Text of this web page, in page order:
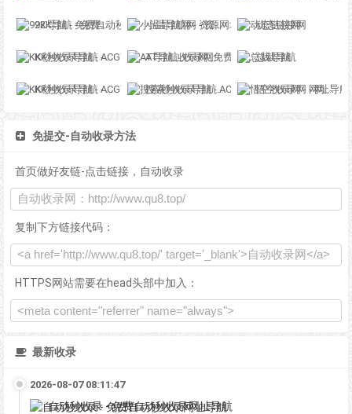
92K导航 - 免费自动秒收录网址导航 小温导航网 - 资源网址导航，汇集各大资源网，全网优质教程技术网，搜集资源就从这里开始 动态链接网
KK秒收录导航 - ACG萌次元丨ACG导航网丨二次元导航丨资源网导航丨福利网址导航 - KK秒收录导航网 AT导航_收录网_免费收录网站_自动收录网_秒收录 总裁导航
KK秒收录导航 - ACG萌次元丨ACG导航网丨二次元导航丨资源网导航丨福利网址导航 - KK秒收录导航网 搜索秒收录导航 - ACG萌次元丨ACG导航网丨二次元导航丨资源网导航丨福利网址导航 - SS秒收录导航网 悟空收录网 - 网址导航大全 | 网站免费收录 | 软文外链发布平台
免提交-自动收录方法
首页做好友链-点击链接，自动收录
复制下方链接代码：
HTTPS网站需要在head头部中加入：
最新收录
2026-08-07 08:11:47
自动秒收录 - 免费自动秒收录网址导航